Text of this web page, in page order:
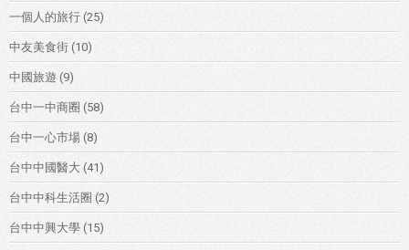
一個人的旅行 (25)
中友美食街 (10)
中國旅遊 (9)
台中一中商圈 (58)
台中一心市場 (8)
台中中國醫大 (41)
台中中科生活圈 (2)
台中中興大學 (15)